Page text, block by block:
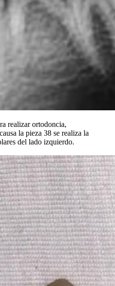
realizar ortodoncia,
la pieza 38 se realiza la
del lado izquierdo.